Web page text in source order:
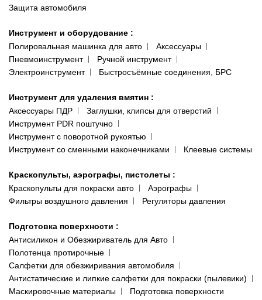
Защита автомобиля
Инструмент и оборудование :
Полировальная машинка для авто
Аксессуары
Пневмоинструмент
Ручной инструмент
Электроинструмент
Быстросъёмные соединения, БРС
Инструмент для удаления вмятин :
Аксессуары ПДР
Заглушки, клипсы для отверстий
Инструмент PDR поштучно
Инструмент с поворотной рукоятью
Инструмент со сменными наконечниками
Клеевые системы
Краскопульты, аэрографы, пистолеты :
Краскопульты для покраски авто
Аэрографы
Фильтры воздушного давления
Регуляторы давления
Подготовка поверхности :
Антисиликон и Обезжириватель для Авто
Полотенца протирочные
Салфетки для обезжиривания автомобиля
Антистатические и липкие салфетки для покраски (пылевики)
Маскировочные материалы
Подготовка поверхности